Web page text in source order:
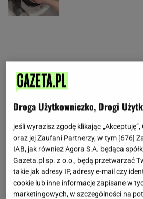
Droga Użytkowniczko, Drogi
jeśli wyrazisz zgodę klikając
oraz jej Zaufani Partnerzy, w tym [676]
IAB, jak również Agora S.A. będąca
Gazeta.pl sp. z o.o., będą przetwarzać
takie jak adresy IP, adresy e-mail czy
cookie lub inne informacje zapisane w
marketingowych, w szczególności na